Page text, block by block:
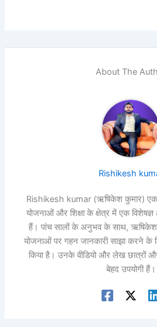
About The
Rishikesh
Rishikesh kumar (ऋषिकेश कुमार)
योजनाओं और शिक्षा के क्षेत्र में एक
हैं। पांच सालों के अनुभव के साथ, ऋषिकेश
योजनाओं पर गहन जानकारी साझा करने के
किया है। उनके वीडियो और लेख छात्रों
बेहद उपयोगी हैं।